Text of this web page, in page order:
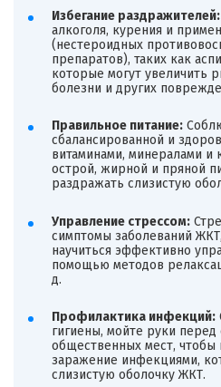
Избегание раздражителей:
алкоголя, курения и
(нестероидных
препаратов), таких как
которые могут увеличить
болезни и других
Правильное питание:
сбалансированной и
витаминами, минералами и
острой, жирной и пряной
раздражать слизистую
Управление стрессом:
симптомы заболеваний
научиться эффективно
помощью методов
д.
Профилактика инфекций:
гигиены, мойте руки
общественных мест, чтобы
заражение инфекциями,
слизистую оболочку ЖКТ.